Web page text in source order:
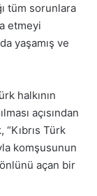
tüm sorunlara
etmeyi
yaşamış ve
halkının
açısından
Türk
komşusunun
açan bir